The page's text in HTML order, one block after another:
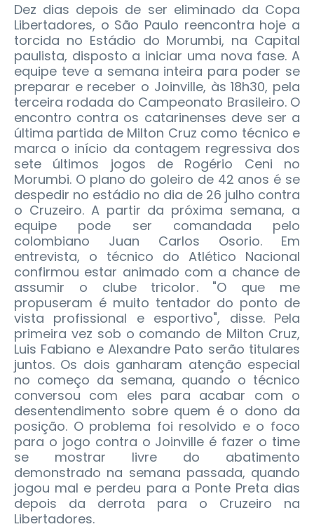
Dez dias depois de ser eliminado da Copa
Libertadores, o São Paulo reencontra hoje a
torcida no Estádio do Morumbi, na Capital
paulista, disposto a iniciar uma nova fase. A
equipe teve a semana inteira para poder se
preparar e receber o Joinville, às 18h30, pela
terceira rodada do Campeonato Brasileiro.O
encontro contra os catarinenses deve ser a
última partida de Milton Cruz como técnico e
marca o início da contagem regressiva dos
sete últimos jogos de Rogério Ceni no
Morumbi. O plano do goleiro de 42 anos é se
despedir no estádio no dia de 26 julho contra
o Cruzeiro. A partir da próxima semana, a
equipe pode ser comandada pelo
colombiano Juan Carlos Osorio. Em
entrevista, o técnico do Atlético Nacional
confirmou estar animado com a chance de
assumir o clube tricolor. "O que me
propuseram é muito tentador do ponto de
vista profissional e esportivo", disse. Pela
primeira vez sob o comando de Milton Cruz,
Luis Fabiano e Alexandre Pato serão titulares
juntos. Os dois ganharam atenção especial
no começo da semana, quando o técnico
conversou com eles para acabar com o
desentendimento sobre quem é o dono da
posição. O problema foi resolvido e o foco
para o jogo contra o Joinville é fazer o time
se mostrar livre do abatimento
demonstrado na semana passada, quando
jogou mal e perdeu para a Ponte Preta dias
depois da derrota para o Cruzeiro na
Libertadores.